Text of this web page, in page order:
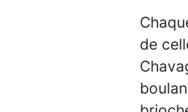
de